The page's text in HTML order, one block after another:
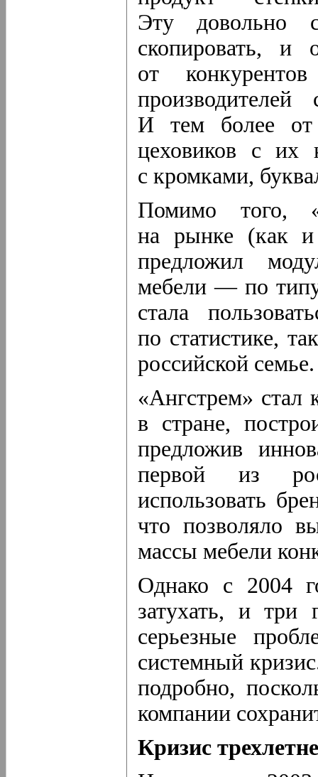
Эту довольно
скопировать, и
от
производителей
И тем более от
цеховиков с их
с кромками,
Помимо того,
на рынке (как и
предложил
мебели — по
стала
по статистике,
российской семье.
«Ангстрем» стал
в стране,
предложив
первой из
использовать
что позволяло
массы мебели
Однако с 2004
затухать, и три
серьезные
системный
подробно,
компании
Кризис